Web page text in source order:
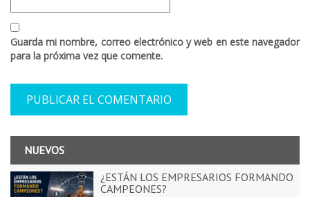
Guarda mi nombre, correo electrónico y web en este navegador
para la próxima vez que comente.
NUEVOS
¿ESTÁN LOS EMPRESARIOS FORMANDO
CAMPEONES?